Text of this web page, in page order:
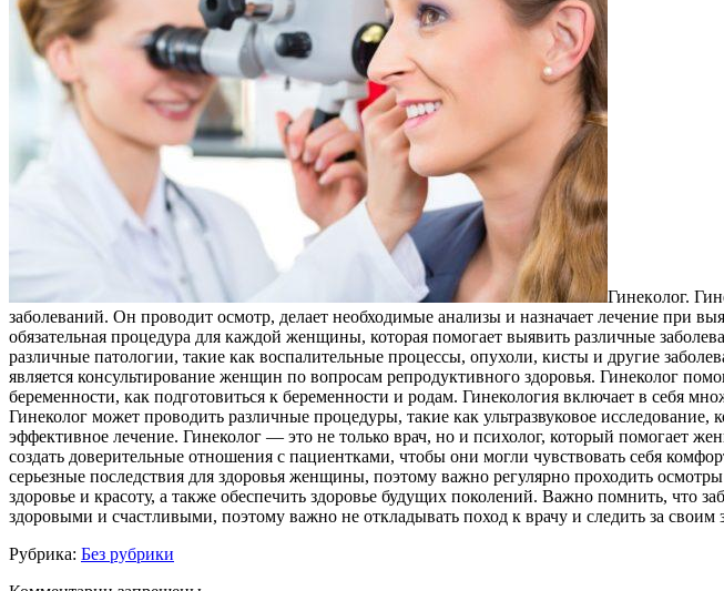
Гинeкoлoг.
заболеваний. Он проводит осмотр, делает необходимые анализы и назначает лечение при
обязательная процедура для каждой женщины, которая помогает выявить различные
различные патологии, такие как воспалительные процессы, опухоли, кисты и другие
является консультирование женщин по вопросам репродуктивного здоровья. Гинеколог
беременности, как подготовиться к беременности и родам. Гинекология включает в себя
Гинеколог может проводить различные процедуры, такие как ультразвуковое
эффективное лечение. Гинеколог — это не только врач, но и психолог, который помогает
создать доверительные отношения с пациентками, чтобы они могли чувствовать себя
серьезные последствия для здоровья женщины, поэтому важно регулярно проходить
здоровье и красоту, а также обеспечить здоровье будущих поколений. Важно помнить, что
здоровыми и счастливыми, поэтому важно не откладывать поход к врачу и следить за своим
Рубрика: Без рубрики